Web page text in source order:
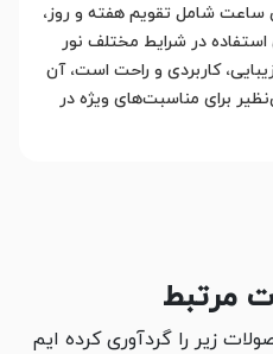
ساعت شامل تقویم هفته و روز،
در شرایط مختلف نور
کاربردی و راحت است، آن
برای مناسبت‌های ویژه در
مرتبط
زیر را گردآوری کرده ایم